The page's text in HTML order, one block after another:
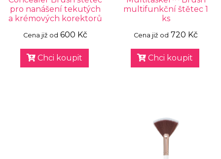
pro nanášení tekutých
a krémových korektorů
Cena již od 600 Kč
Chci koupit
multifunkční štětec 1
ks
Cena již od 720 Kč
Chci koupit